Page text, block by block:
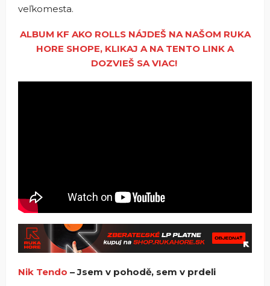
veľkomesta.
ALBUM KF AKO ROLLS NÁJDEŠ NA NAŠOM RUKA
HORE SHOPE, KLIKAJ A NA TENTO LINK A
DOZVIEŠ SA VIAC!
Nik Tendo – Jsem v pohodě, sem v prdeli